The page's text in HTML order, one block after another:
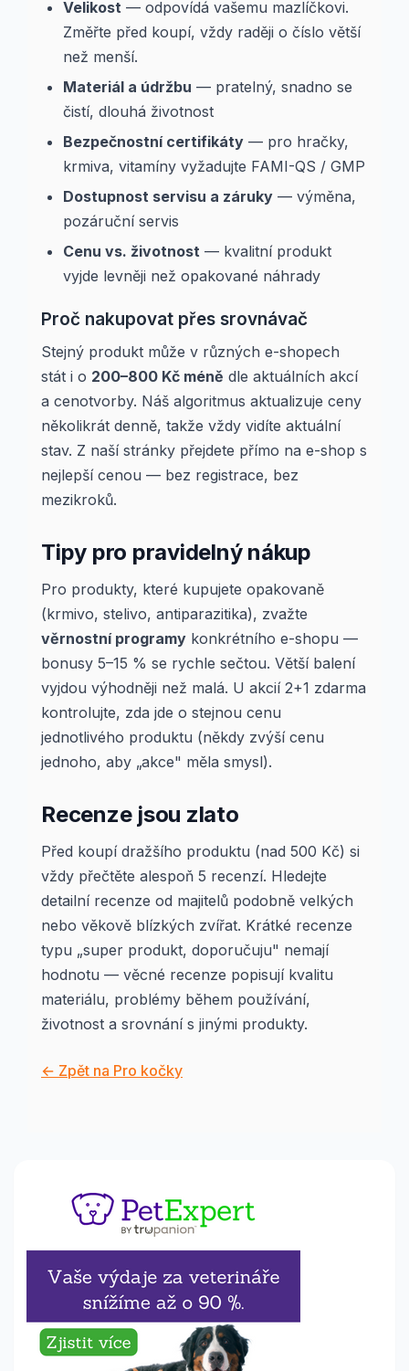
Velikost — odpovídá vašemu mazlíčkovi.
Změřte před koupí, vždy raději o číslo větší
než menší.
Materiál a údržbu — pratelný, snadno se
čistí, dlouhá životnost
Bezpečnostní certifikáty — pro hračky,
krmiva, vitamíny vyžadujte FAMI-QS / GMP
Dostupnost servisu a záruky — výměna,
pozáruční servis
Cenu vs. životnost — kvalitní produkt
vyjde levněji než opakované náhrady
Proč nakupovat přes srovnávač
Stejný produkt může v různých e-shopech
stát i o 200–800 Kč méně dle aktuálních akcí
a cenotvorby. Náš algoritmus aktualizuje ceny
několikrát denně, takže vždy vidíte aktuální
stav. Z naší stránky přejdete přímo na e-shop s
nejlepší cenou — bez registrace, bez
mezikroků.
Tipy pro pravidelný nákup
Pro produkty, které kupujete opakovaně
(krmivo, stelivo, antiparazitika), zvažte
věrnostní programy konkrétního e-shopu —
bonusy 5–15 % se rychle sečtou. Větší balení
vyjdou výhodněji než malá. U akcií 2+1 zdarma
kontrolujte, zda jde o stejnou cenu
jednotlivého produktu (někdy zvýší cenu
jednoho, aby „akce" měla smysl).
Recenze jsou zlato
Před koupí dražšího produktu (nad 500 Kč) si
vždy přečtěte alespoň 5 recenzí. Hledejte
detailní recenze od majitelů podobně velkých
nebo věkově blízkých zvířat. Krátké recenze
typu „super produkt, doporučuju" nemají
hodnotu — věcné recenze popisují kvalitu
materiálu, problémy během používání,
životnost a srovnání s jinými produkty.
← Zpět na Pro kočky